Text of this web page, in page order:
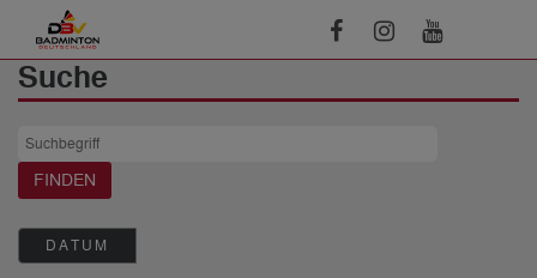
Suche
DATUM